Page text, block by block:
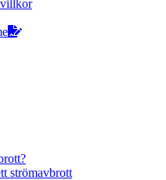
strömavbrott